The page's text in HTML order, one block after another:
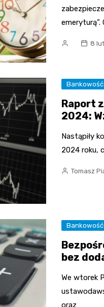
emeryturą”.
8
Bankowość
Raport
2024:
Nastąpiły
2024 roku,
Tomasz
Bankowość
bez
We wtorek
oraz